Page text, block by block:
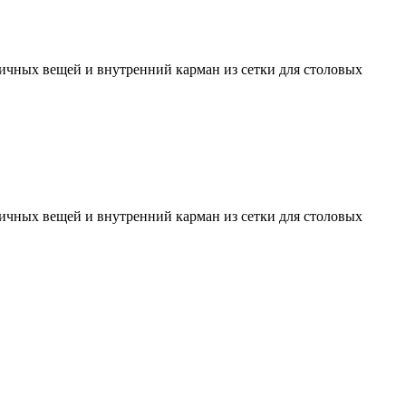
вещей и внутренний карман из сетки для столовых
вещей и внутренний карман из сетки для столовых